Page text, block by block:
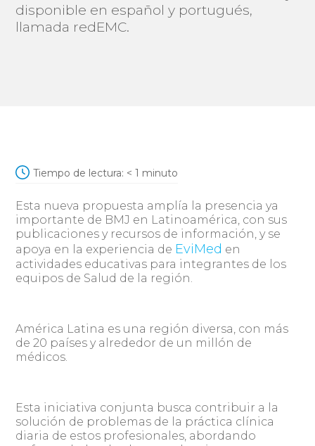
disponible en español y portugués,
llamada redEMC.
Tiempo de lectura: < 1 minuto
Esta nueva propuesta amplía la presencia ya
importante de BMJ en Latinoamérica, con sus
publicaciones y recursos de información, y se
apoya en la experiencia de EviMed en
actividades educativas para integrantes de los
equipos de Salud de la región.
América Latina es una región diversa, con más
de 20 países y alrededor de un millón de
médicos.
Esta iniciativa conjunta busca contribuir a la
solución de problemas de la práctica clínica
diaria de estos profesionales, abordando